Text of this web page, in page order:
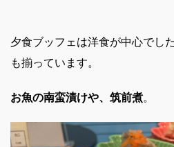
夕食ブッフェは洋食が中心でし
も揃っています。
お魚の南蛮漬けや、筑前煮。